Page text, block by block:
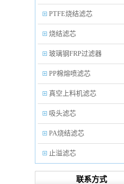
PTFE烧结滤芯
烧结滤芯
玻璃钢FRP过滤器
PP棉熔喷滤芯
真空上料机滤芯
吸头滤芯
PA烧结滤芯
止溢滤芯
PP塑料过滤器
联系方式